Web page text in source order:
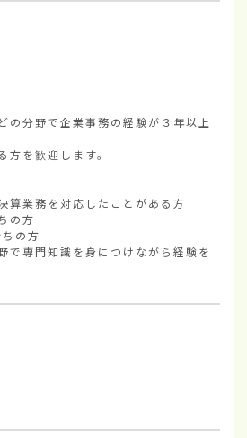
の分野で企業事務の経験が３年以上
を歓迎します。
算業務を対応したことがある方
の方
の方
で専門知識を身につけながら経験を